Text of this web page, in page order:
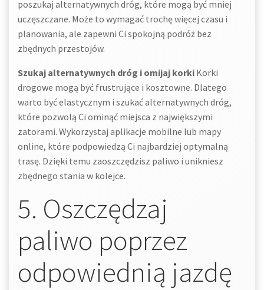
poszukaj alternatywnych dróg, które mogą być mniej
uczęszczane. Może to wymagać trochę więcej czasu i
planowania, ale zapewni Ci spokojną podróż bez
zbędnych przestojów.
Szukaj alternatywnych dróg i omijaj korki Korki
drogowe mogą być frustrujące i kosztowne. Dlatego
warto być elastycznym i szukać alternatywnych dróg,
które pozwolą Ci ominąć miejsca z największymi
zatorami. Wykorzystaj aplikacje mobilne lub mapy
online, które podpowiedzą Ci najbardziej optymalną
trasę. Dzięki temu zaoszczędzisz paliwo i unikniesz
zbędnego stania w kolejce.
5. Oszczędzaj
paliwo poprzez
odpowiednią jazdę